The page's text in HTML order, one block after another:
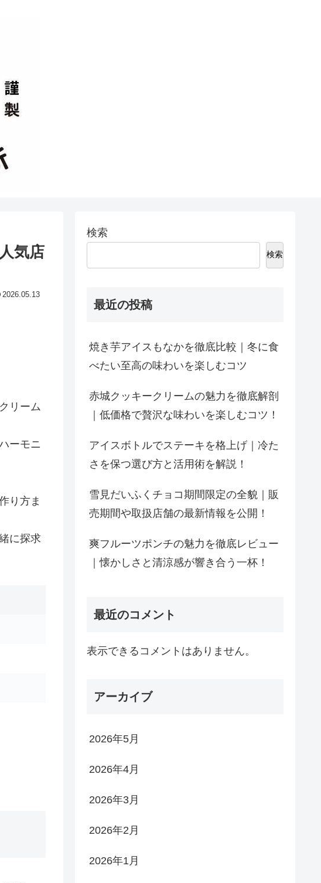
気店
2026.05.13
リーム
ーモニ
り方ま
に探求
検索
検索
最近の投稿
焼き芋アイスもなかを徹底比較｜冬に食
べたい至高の味わいを楽しむコツ
赤城クッキークリームの魅力を徹底解剖
｜低価格で贅沢な味わいを楽しむコツ！
アイスボトルでステーキを格上げ｜冷た
さを保つ選び方と活用術を解説！
雪見だいふくチョコ期間限定の全貌｜販
売期間や取扱店舗の最新情報を公開！
爽フルーツポンチの魅力を徹底レビュー
｜懐かしさと清涼感が響き合う一杯！
最近のコメント
表示できるコメントはありません。
アーカイブ
2026年5月
2026年4月
2026年3月
2026年2月
2026年1月